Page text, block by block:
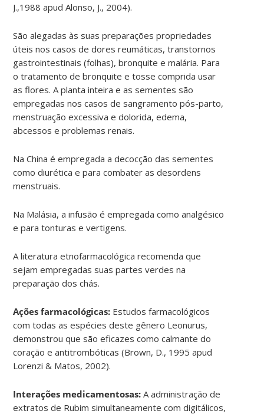
J.,1988 apud Alonso, J., 2004).
São alegadas às suas preparações propriedades
úteis nos casos de dores reumáticas, transtornos
gastrointestinais (folhas), bronquite e malária. Para
o tratamento de bronquite e tosse comprida usar
as flores. A planta inteira e as sementes são
empregadas nos casos de sangramento pós-parto,
menstruação excessiva e dolorida, edema,
abcessos e problemas renais.
Na China é empregada a decocção das sementes
como diurética e para combater as desordens
menstruais.
Na Malásia, a infusão é empregada como analgésico
e para tonturas e vertigens.
A literatura etnofarmacológica recomenda que
sejam empregadas suas partes verdes na
preparação dos chás.
Ações farmacológicas: Estudos farmacológicos
com todas as espécies deste gênero Leonurus,
demonstrou que são eficazes como calmante do
coração e antitrombóticas (Brown, D., 1995 apud
Lorenzi & Matos, 2002).
Interações medicamentosas: A administração de
extratos de Rubim simultaneamente com digitálicos,